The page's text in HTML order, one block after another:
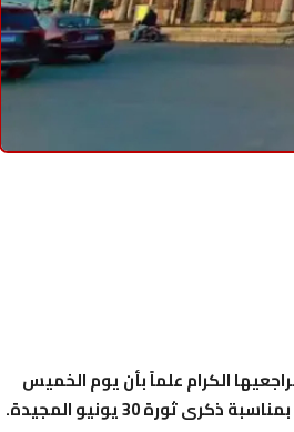
الكرام علماً بأن يوم الخميس